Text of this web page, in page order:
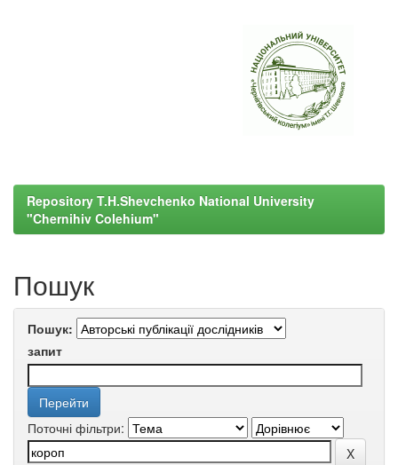
Repository T.H.Shevchenko National University
"Chernihiv Colehium"
Пошук
Пошук:
запит
Поточні фільтри: